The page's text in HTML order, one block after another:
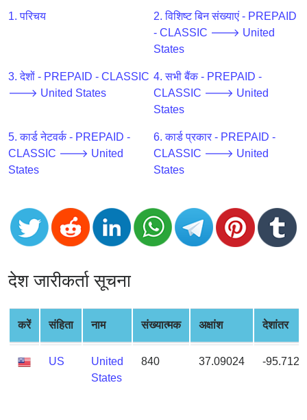
Generator
v2
BIN
Generator
from
Banks
Card
Validator
Card
Generator
Random
Credit
Card
Generator
1. परिचय
2. विशिष्ट बिन संख्याएं - PREPAID
- CLASSIC 🡒 United
States
3. देशों - PREPAID - CLASSIC
🡒 United States
4. सभी बैंक - PREPAID -
CLASSIC 🡒 United
States
5. कार्ड नेटवर्क - PREPAID -
CLASSIC 🡒 United
States
6. कार्ड प्रकार - PREPAID -
CLASSIC 🡒 United
States
देश जारीकर्ता सूचना
करें संहिता नाम संख्यात्मक अक्षांश देशांतर
US
United
States
840 37.09024 -